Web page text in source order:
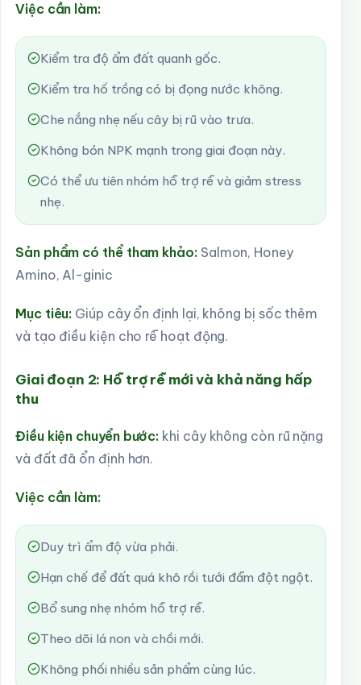
Việc cần làm:
Kiểm tra độ ẩm đất quanh gốc.
Kiểm tra hố trồng có bị đọng nước không.
Che nắng nhẹ nếu cây bị rũ vào trưa.
Không bón NPK mạnh trong giai đoạn này.
Có thể ưu tiên nhóm hỗ trợ rễ và giảm stress
nhẹ.
Sản phẩm có thể tham khảo:Salmon, Honey
Amino, Al-ginic
Mục tiêu: Giúp cây ổn định lại, không bị sốc thêm
và tạo điều kiện cho rễ hoạt động.
Giai đoạn 2: Hỗ trợ rễ mới và khả năng hấp
thu
Điều kiện chuyển bước: khi cây không còn rũ nặng
và đất đã ổn định hơn.
Việc cần làm:
Duy trì ẩm độ vừa phải.
Hạn chế để đất quá khô rồi tưới đẫm đột ngột.
Bổ sung nhẹ nhóm hỗ trợ rễ.
Theo dõi lá non và chồi mới.
Không phối nhiều sản phẩm cùng lúc.